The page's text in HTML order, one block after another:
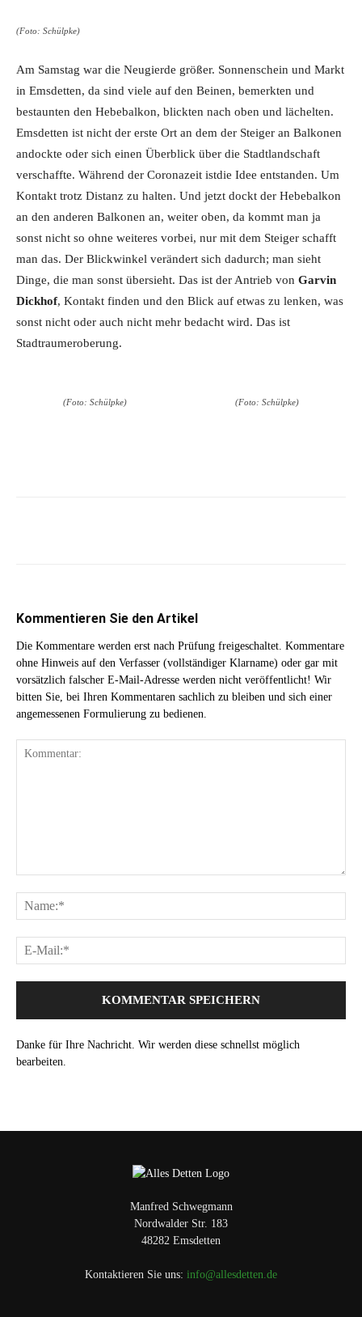
(Foto: Schülpke)
Am Samstag war die Neugierde größer. Sonnenschein und Markt
in Emsdetten, da sind viele auf den Beinen, bemerkten und
bestaunten den Hebebalkon, blickten nach oben und lächelten.
Emsdetten ist nicht der erste Ort an dem der Steiger an Balkonen
andockte oder sich einen Überblick über die Stadtlandschaft
verschaffte. Während der Coronazeit istdie Idee entstanden. Um
Kontakt trotz Distanz zu halten. Und jetzt dockt der Hebebalkon
an den anderen Balkonen an, weiter oben, da kommt man ja
sonst nicht so ohne weiteres vorbei, nur mit dem Steiger schafft
man das. Der Blickwinkel verändert sich dadurch; man sieht
Dinge, die man sonst übersieht. Das ist der Antrieb von Garvin
Dickhof, Kontakt finden und den Blick auf etwas zu lenken, was
sonst nicht oder auch nicht mehr bedacht wird. Das ist
Stadtraumeroberung.
(Foto: Schülpke) (Foto: Schülpke)
Kommentieren Sie den Artikel
Die Kommentare werden erst nach Prüfung freigeschaltet. Kommentare
ohne Hinweis auf den Verfasser (vollständiger Klarname) oder gar mit
vorsätzlich falscher E-Mail-Adresse werden nicht veröffentlicht! Wir
bitten Sie, bei Ihren Kommentaren sachlich zu bleiben und sich einer
angemessenen Formulierung zu bedienen.
Danke für Ihre Nachricht. Wir werden diese schnellst möglich
bearbeiten.
Manfred Schwegmann
Nordwalder Str. 183
48282 Emsdetten
Kontaktieren Sie uns: info@allesdetten.de